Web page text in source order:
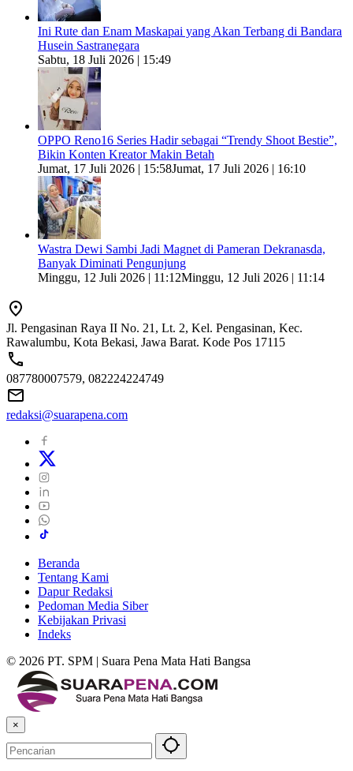
Ini Rute dan Enam Maskapai yang Akan Terbang di Bandara
Husein Sastranegara
Sabtu, 18 Juli 2026 | 15:49
OPPO Reno16 Series Hadir sebagai “Trendy Shoot Bestie”,
Bikin Konten Kreator Makin Betah
Jumat, 17 Juli 2026 | 15:58Jumat, 17 Juli 2026 | 16:10
Wastra Dewi Sambi Jadi Magnet di Pameran Dekranasda,
Banyak Diminati Pengunjung
Minggu, 12 Juli 2026 | 11:12Minggu, 12 Juli 2026 | 11:14
Jl. Pengasinan Raya II No. 21, Lt. 2, Kel. Pengasinan, Kec.
Rawalumbu, Kota Bekasi, Jawa Barat. Kode Pos 17115
087780007579, 082224224749
redaksi@suarapena.com
Beranda
Tentang Kami
Dapur Redaksi
Pedoman Media Siber
Kebijakan Privasi
Indeks
© 2026 PT. SPM | Suara Pena Mata Hati Bangsa
×